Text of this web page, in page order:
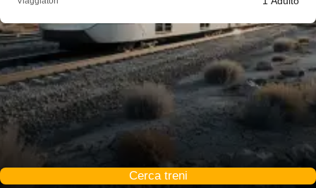
Cerca treni